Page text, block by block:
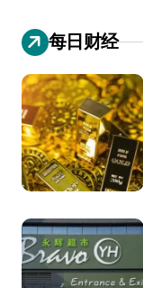
每日财经